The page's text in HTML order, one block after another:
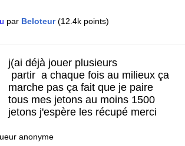
par Beloteur (12.4k points)
j(ai déjà jouer plusieurs
partir a chaque fois au milieux ça
marche pas ça fait que je paire
tous mes jetons au moins 1500
jetons j'espère les récupé merci
anonyme